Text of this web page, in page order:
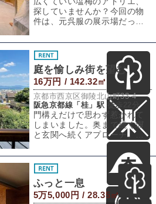
探していませんか？今回の物
件は、元呉服の展示場だった
店や建物が多い五
庭を愉しみ街を望む
16万円 / 142.32㎡
京都市西京区御陵北山町33-4
阪急京都線「桂」駅 徒歩22分
門構えだけで思わず惹かれて
しまいました。奥まで続く塀
と玄関へ続くアプローチ。そ
れだけで”この先には何がある
んだろう”と自
ふっと一息
5万5,000円 / 28.35㎡